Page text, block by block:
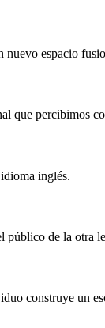
espacio
que percibimos
inglés.
público de la otra
construye un